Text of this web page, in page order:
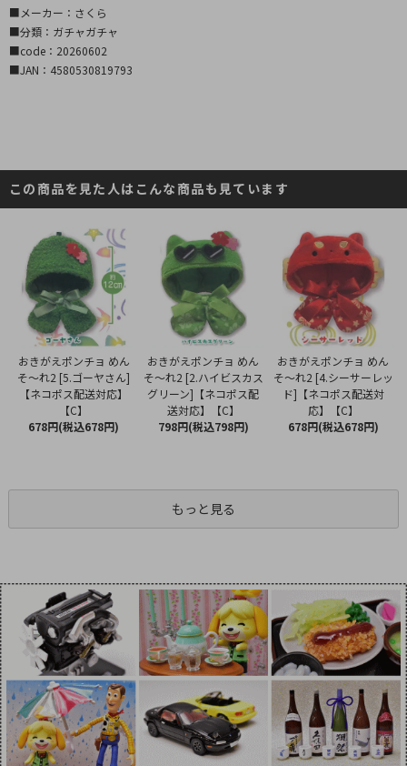
■メーカー：さくら
■分類：ガチャガチャ
■code：20260602
■JAN：4580530819793
この商品を見た人はこんな商品も見ています
おきがえポンチョ めん
そ～れ2 [5.ゴーヤさん]
【ネコポス配送対応】
【C】
678円(税込678円)
おきがえポンチョ めん
そ～れ2 [2.ハイビスカス
グリーン]【ネコポス配
送対応】【C】
798円(税込798円)
おきがえポンチョ めん
そ～れ2 [4.シーサーレッ
ド]【ネコポス配送対
応】【C】
678円(税込678円)
もっと見る